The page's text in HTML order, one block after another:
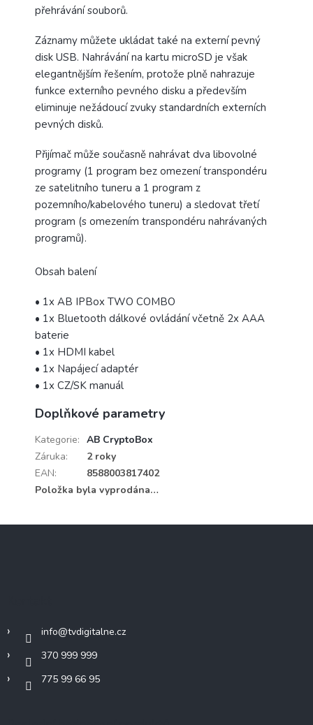
přehrávání souborů.
Záznamy můžete ukládat také na externí pevný
disk USB. Nahrávání na kartu microSD je však
elegantnějším řešením, protože plně nahrazuje
funkce externího pevného disku a především
eliminuje nežádoucí zvuky standardních externích
pevných disků.
Přijímač může současně nahrávat dva libovolné
programy (1 program bez omezení transpondéru
ze satelitního tuneru a 1 program z
pozemního/kabelového tuneru) a sledovat třetí
program (s omezením transpondéru nahrávaných
programů).
Obsah balení
• 1x AB IPBox TWO COMBO
• 1x Bluetooth dálkové ovládání včetně 2x AAA
baterie
• 1x HDMI kabel
• 1x Napájecí adaptér
• 1x CZ/SK manuál
Doplňkové parametry
Kategorie: AB CryptoBox
Záruka:
2 roky
EAN:
8588003817402
Položka byla vyprodána…
info@tvdigitalne.cz
370 999 999
775 99 66 95